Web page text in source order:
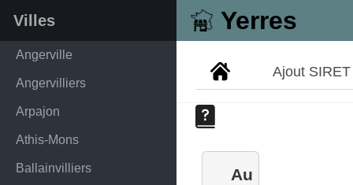
Yerres
Villes
Angerville
Angervilliers
Arpajon
Athis-Mons
Ballainvilliers
Ajout SIRET
Au